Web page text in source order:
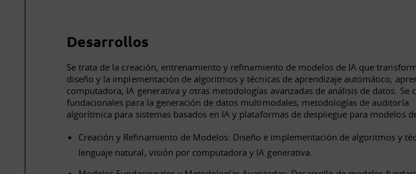
Desarrollos
Se trata de la creación, entrenamiento y refinamiento de modelos de IA que
diseño y la implementación de algoritmos y técnicas de aprendizaje automático,
computadora, IA generativa y otras metodologías avanzadas de análisis de datos.
fundacionales para la generación de datos multimodales, metodologías de auditoría
algorítmica para sistemas basados en IA y plataformas de despliegue para modelos
Creación y Refinamiento de Modelos: Diseño e implementación de algoritmos y
lenguaje natural, visión por computadora y IA generativa.